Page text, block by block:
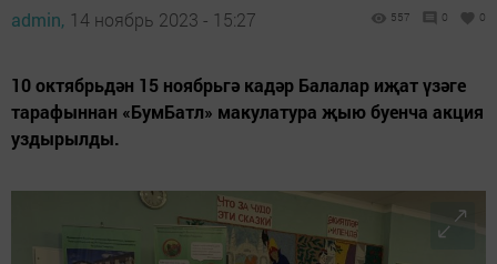
admin, 14 ноябрь 2023 - 15:27 557 0 0
10 октябрьдән 15 ноябрьгә кадәр Балалар иҗат үзәге
тарафыннан «БумБатл» макулатура җыю буенча акция
уздырылды.